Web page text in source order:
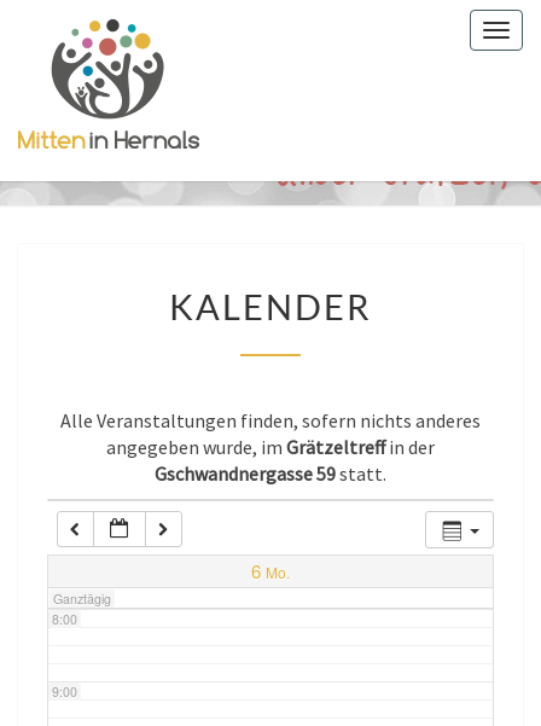
KALENDER
Alle Veranstaltungen finden, sofern nichts anderes
angegeben wurde, im Grätzeltreffin der
Gschwandnergasse 59statt.
6 Mo.
Ganztägig
0:00
1:00
2:00
7:00
8:00
9:00